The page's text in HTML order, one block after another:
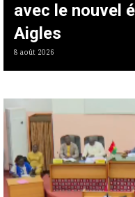
avec le nouvel
Aigles
8 août 2026